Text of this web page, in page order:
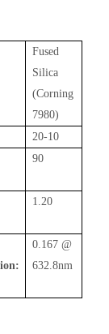
Fused
Silica
(Corning
7980)
20-10
90
1.20
0.167 @
632.8nm